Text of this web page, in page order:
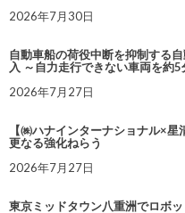
2026年7月30日
自動車船の荷役中断を抑制する
入 ～自力走行できない車両を約5
2026年7月27日
【㈱ハナインターナショナル×
更なる強化ねらう
2026年7月27日
東京ミッドタウン八重洲でロボ